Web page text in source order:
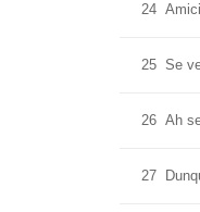
24
25 Se
26 Ah
27